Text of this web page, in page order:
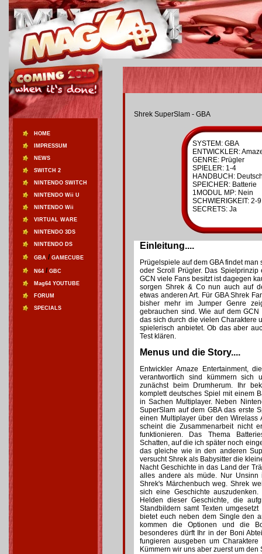
HOME
IMPRESSUM
NEWS
SWITCH 2
NINTENDO SWITCH
NINTENDO Wii U
NINTENDO Wii
VIRTUAL WARE
NINTENDO 3DS
NINTENDO DS
GBA / GAMECUBE
N64 / GBC
Mag64 YOUTUBE
FORUM
SPECIALS
Shrek SuperSlam - GBA
SYSTEM: GBA
ENTWICKLER:
GENRE: Prügler
SPIELER: 1-4
HANDBUCH:
SPEICHER: Batterie
1MODUL MP: Nein
SCHWIERIGKEIT: 2-9
SECRETS: Ja
Einleitung....
Prügelspiele auf dem GBA findet
oder Scroll Prügler. Das
GCN viele Fans besitzt ist dagegen
sorgen Shrek & Co nun auch auf
etwas anderen Art. Für GBA Shrek
bisher mehr im Jumper Genre
gebrauchen sind. Wie auf dem
das sich durch die vielen Charaktere
spielerisch anbietet. Ob das aber
Test klären.
Menus und die Story....
Entwickler Amaze Entertainment,
verantwortlich sind kümmern sich
zunächst beim Drumherum. Ihr
komplett deutsches Spiel mit einem
in Sachen Multiplayer. Neben
SuperSlam auf dem GBA das erste
einen Multiplayer über den Wirelass
scheint die Zusammenarbeit nicht
funktionieren. Das Thema
Schatten, auf die ich später noch
das gleiche wie in den anderen
versucht Shrek als Babysitter die
Nacht Geschichte in das Land der
alles andere als müde. Nur
Shrek's Märchenbuch weg. Shrek
sich eine Geschichte
Helden dieser Geschichte, die
Standbildern samt Texten
bietet euch neben dem Single den
kommen die Optionen und die
besonderes dürft Ihr in der Boni
fungieren ausgeben um
Kümmern wir uns aber zuerst um den